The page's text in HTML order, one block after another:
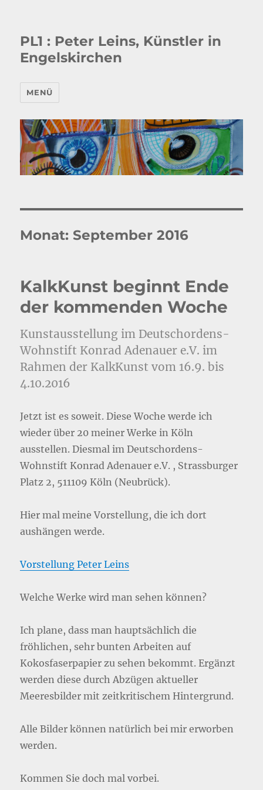
PL1 : Peter Leins, Künstler in
Engelskirchen
MENÜ
Monat: September 2016
KalkKunst beginnt Ende
der kommenden Woche
Kunstausstellung im Deutschordens-
Wohnstift Konrad Adenauer e.V. im
Rahmen der KalkKunst vom 16.9. bis
4.10.2016
Jetzt ist es soweit. Diese Woche werde ich
wieder über 20 meiner Werke in Köln
ausstellen. Diesmal im Deutschordens-
Wohnstift Konrad Adenauer e.V. , Strassburger
Platz 2, 511109 Köln (Neubrück).
Hier mal meine Vorstellung, die ich dort
aushängen werde.
Vorstellung Peter Leins
Welche Werke wird man sehen können?
Ich plane, dass man hauptsächlich die
fröhlichen, sehr bunten Arbeiten auf
Kokosfaserpapier zu sehen bekommt. Ergänzt
werden diese durch Abzügen aktueller
Meeresbilder mit zeitkritischem Hintergrund.
Alle Bilder können natürlich bei mir erworben
werden.
Kommen Sie doch mal vorbei.